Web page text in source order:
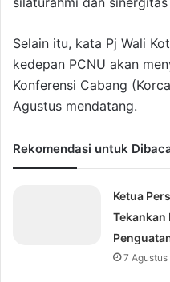
Selain itu, kata Pj Wali
kedepan PCNU akan
Konferensi Cabang
Agustus mendatang.
Rekomendasi untuk
Ketua
Tekankan
7